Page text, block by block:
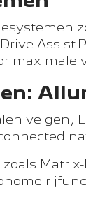
Assist
maximale
velgen,